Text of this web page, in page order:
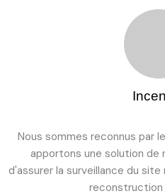
Nous sommes reconnus par
apportons une solution de
d'assurer la surveillance du
reconstruction